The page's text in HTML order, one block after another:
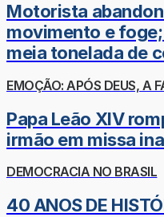
Motorista
movimento e foge;
meia tonelada de
EMOÇÃO: APÓS DEUS, A
Papa Leão XIV
irmão em missa
DEMOCRACIA NO BRASIL
40 ANOS DE